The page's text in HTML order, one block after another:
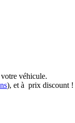
véhicule.
), et à prix discount !